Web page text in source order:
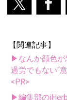
【関連記事】
▶なんか顔色が
過労でもない“
<PR>
▶編集部の